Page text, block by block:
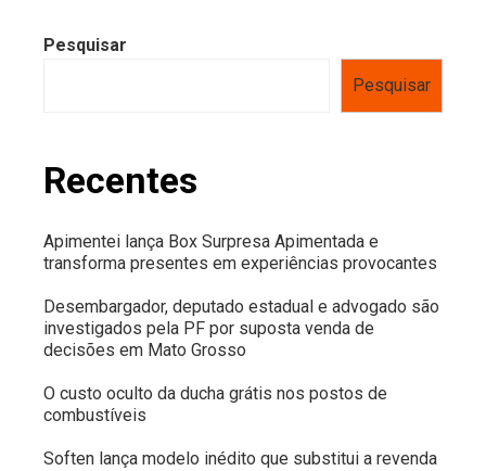
Pesquisar
Pesquisar
Recentes
Apimentei lança Box Surpresa Apimentada e
transforma presentes em experiências provocantes
Desembargador, deputado estadual e advogado são
investigados pela PF por suposta venda de
decisões em Mato Grosso
O custo oculto da ducha grátis nos postos de
combustíveis
Soften lança modelo inédito que substitui a revenda